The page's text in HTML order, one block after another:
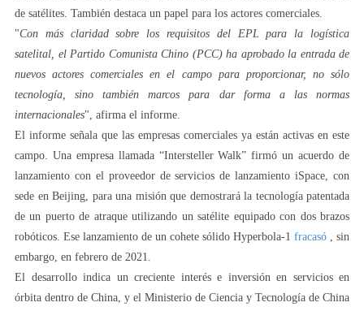
de satélites. También destaca un papel para los actores comerciales.
"Con más claridad sobre los requisitos del EPL para la logística
satelital, el Partido Comunista Chino (PCC) ha aprobado la entrada de
nuevos actores comerciales en el campo para proporcionar, no sólo
tecnología, sino también marcos para dar forma a las normas
internacionales", afirma el informe.
El informe señala que las empresas comerciales ya están activas en este
campo. Una empresa llamada “Intersteller Walk” firmó un acuerdo de
lanzamiento con el proveedor de servicios de lanzamiento iSpace, con
sede en Beijing, para una misión que demostrará la tecnología patentada
de un puerto de atraque utilizando un satélite equipado con dos brazos
robóticos. Ese lanzamiento de un cohete sólido Hyperbola-1 fracasó , sin
embargo, en febrero de 2021.
El desarrollo indica un creciente interés e inversión en servicios en
órbita dentro de China, y el Ministerio de Ciencia y Tecnología de China